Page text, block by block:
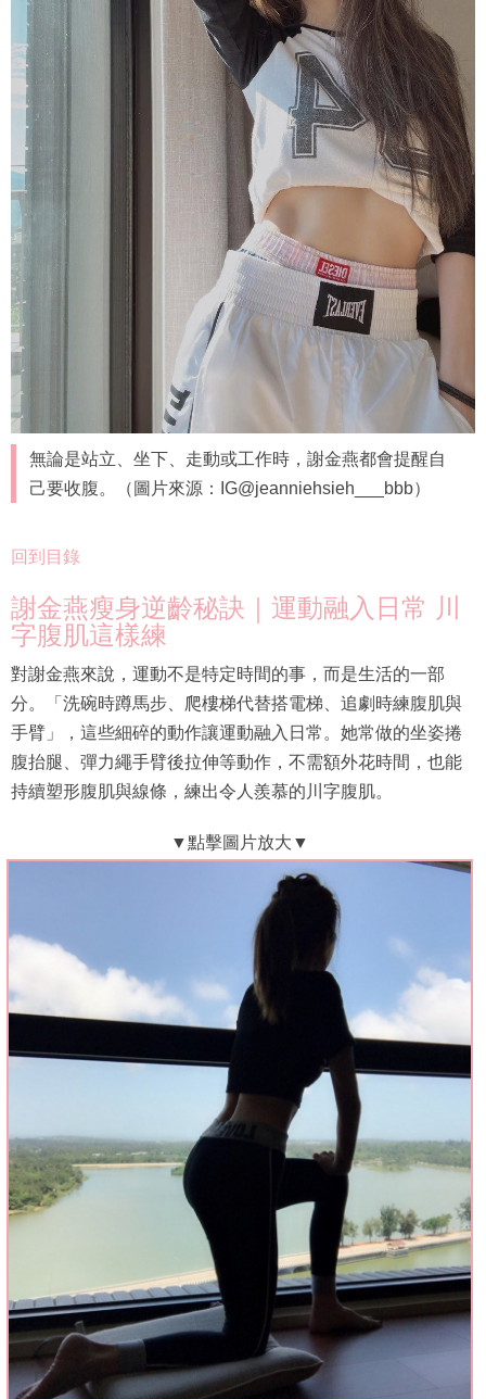
無論是站立、坐下、走動或工作時，謝金燕都會提醒自
己要收腹。（圖片來源：IG@jeanniehsieh___bbb）
回到目錄
謝金燕瘦身逆齡秘訣｜運動融入日常 川
字腹肌這樣練
對謝金燕來說，運動不是特定時間的事，而是生活的一部
分。「洗碗時蹲馬步、爬樓梯代替搭電梯、追劇時練腹肌與
手臂」，這些細碎的動作讓運動融入日常。她常做的坐姿捲
腹抬腿、彈力繩手臂後拉伸等動作，不需額外花時間，也能
持續塑形腹肌與線條，練出令人羨慕的川字腹肌。